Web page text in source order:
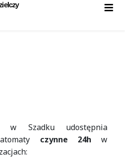
w Szadku udostępnia
czynne 24h w